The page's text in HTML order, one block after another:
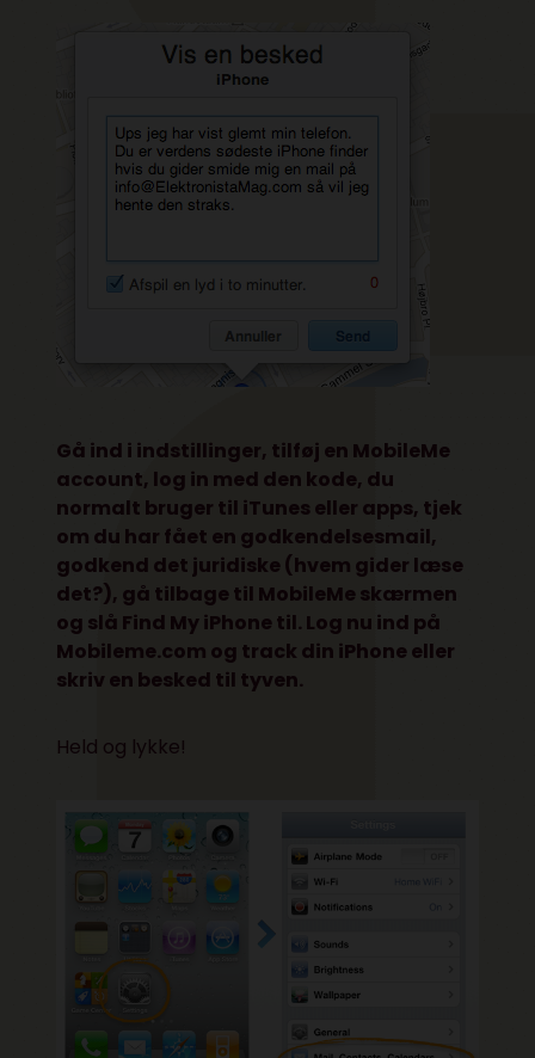
Gå ind i indstillinger, tilføj en MobileMe
account, log in med den kode, du
normalt bruger til iTunes eller apps, tjek
om du har fået en godkendelsesmail,
godkend det juridiske (hvem gider læse
det?), gå tilbage til MobileMe skærmen
og slå Find My iPhone til. Log nu ind på
Mobileme.com og track din iPhone eller
skriv en besked til tyven.
Held og lykke!